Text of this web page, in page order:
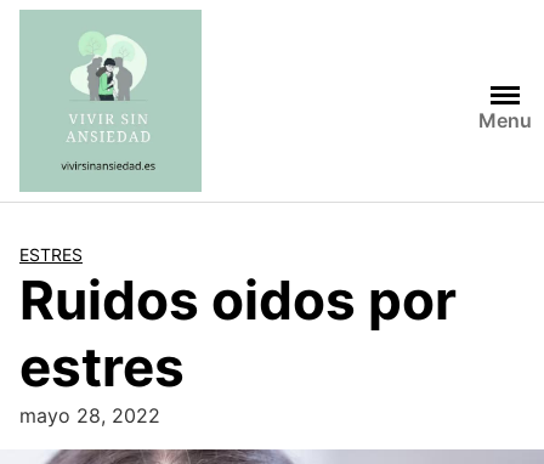
Saltar
contenido
Menu
ESTRES
Ruidos oidos por
estres
mayo 28, 2022